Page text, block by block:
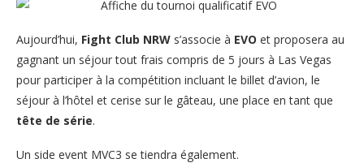
Aujourd’hui, Fight Club NRW s’associe à EVO et proposera au
gagnant un séjour tout frais compris de 5 jours à Las Vegas
pour participer à la compétition incluant le billet d’avion, le
séjour à l’hôtel et cerise sur le gâteau, une place en tant que
tête de série.
Un side event MVC3 se tiendra également.